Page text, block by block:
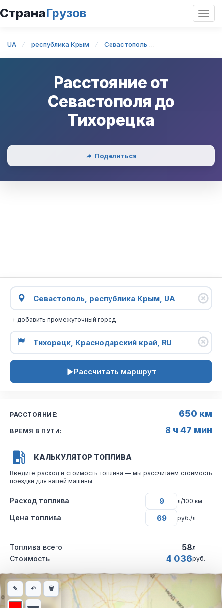
СтранаГрузов
UA республика Крым Севастополь
Расстояние от
Севастополя до
Тихорецка
Поделиться
+ добавить промежуточный город
Рассчитать маршрут
РАССТОЯНИЕ: 650 км
ВРЕМЯ В ПУТИ: 8 ч 47 мин
КАЛЬКУЛЯТОР ТОПЛИВА
Введите расход и стоимость топлива — мы рассчитаем стоимость
поездки для вашей машины
Расход топлива л/100 км
Цена топлива руб./л
Топлива всего 58л
Стоимость 4 036руб.
Интерактивная карта автомобильного маршрута из города
✎ ↶ 🗑